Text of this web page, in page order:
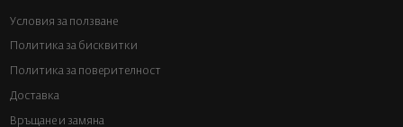
Условия за ползване
Политика за бисквитки
Политика за поверителност
Доставка
Връщане и замяна